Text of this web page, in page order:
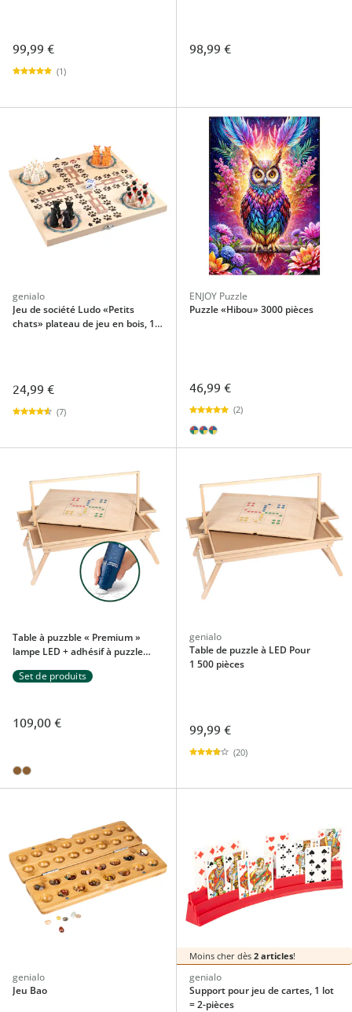
99,99 €
(1)
98,99 €
genialo
Jeu de société Ludo «Petits
chats» plateau de jeu en bois, 16
24,99 €
(7)
ENJOY Puzzle
Puzzle «Hibou» 3000 pièces
46,99 €
(2)
Table à puzzble « Premium »
lampe LED + adhésif à puzzle
1 500 pièces
Set de produits
109,00 €
genialo
Table de puzzle à LED Pour
1 500 pièces
99,99 €
(20)
genialo
Jeu Bao
Moins cher dès 2 articles!
genialo
Support pour jeu de cartes, 1 lot
= 2-pièces